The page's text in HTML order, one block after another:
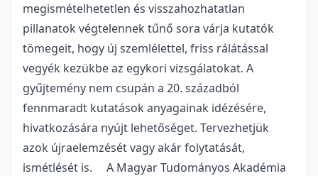
megismételhetetlen és visszahozhatatlan
pillanatok végtelennek tűnő sora várja kutatók
tömegeit, hogy új szemlélettel, friss rálátással
vegyék kezükbe az egykori vizsgálatokat. A
gyűjtemény nem csupán a 20. századból
fennmaradt kutatások anyagainak idézésére,
hivatkozására nyújt lehetőséget. Tervezhetjük
azok újraelemzését vagy akár folytatását,
ismétlését is. A Magyar Tudományos Akadémia